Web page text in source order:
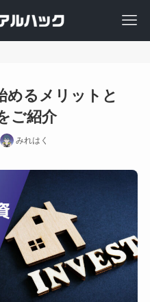
めるメリットと
ご紹介
みれはく